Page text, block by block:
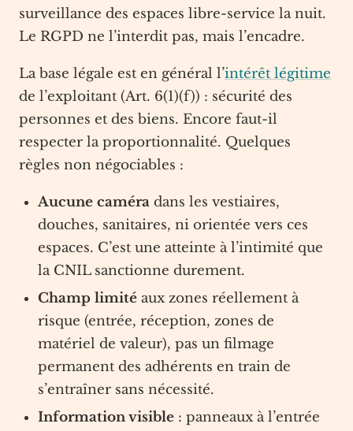
surveillance des espaces libre-service la nuit.
Le RGPD ne l’interdit pas, mais l’encadre.
La base légale est en général l’intérêt légitime
de l’exploitant (Art. 6(1)(f)) : sécurité des
personnes et des biens. Encore faut-il
respecter la proportionnalité. Quelques
règles non négociables :
Aucune caméra dans les vestiaires,
douches, sanitaires, ni orientée vers ces
espaces. C’est une atteinte à l’intimité que
la CNIL sanctionne durement.
Champ limité aux zones réellement à
risque (entrée, réception, zones de
matériel de valeur), pas un filmage
permanent des adhérents en train de
s’entraîner sans nécessité.
Information visible : panneaux à l’entrée